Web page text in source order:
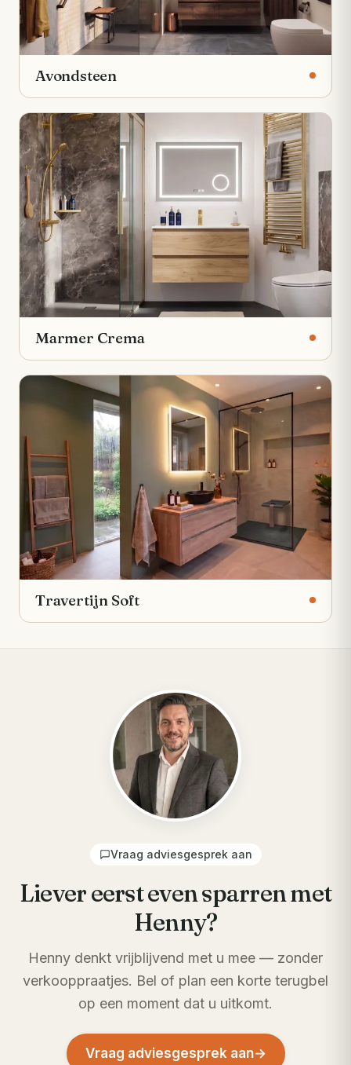
Avondsteen
Marmer Crema
Travertijn Soft
Vraag adviesgesprek aan
Liever eerst even sparren met
Henny?
Henny denkt vrijblijvend met u mee — zonder
verkooppraatjes. Bel of plan een korte terugbel
op een moment dat u uitkomt.
Vraag adviesgesprek aan→